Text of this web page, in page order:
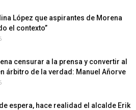
López que aspirantes de Morena
el contexto”
censurar a la prensa y convertir al
árbitro de la verdad: Manuel Añorve
espera, hace realidad el alcalde Erik